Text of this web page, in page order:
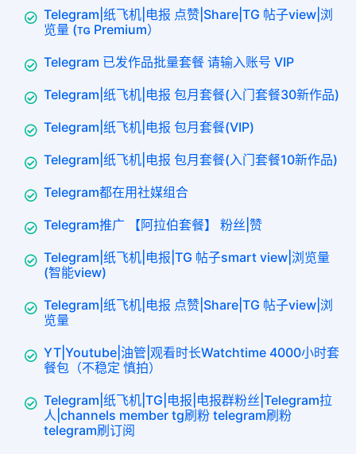
Telegram|纸飞机|电报 点赞|Share|TG 帖子view|浏
览量 (ᴛɢ Premium）
Telegram 已发作品批量套餐 请输入账号 VIP
Telegram|纸飞机|电报 包月套餐(入门套餐30新作品)
Telegram|纸飞机|电报 包月套餐(VIP)
Telegram|纸飞机|电报 包月套餐(入门套餐10新作品)
Telegram都在用社媒组合
Telegram推广 【阿拉伯套餐】 粉丝|赞
Telegram|纸飞机|电报|TG 帖子smart view|浏览量
(智能view)
Telegram|纸飞机|电报 点赞|Share|TG 帖子view|浏
览量
YT|Youtube|油管|观看时长Watchtime 4000小时套
餐包（不稳定 慎拍）
Telegram|纸飞机|TG|电报|电报群粉丝|Telegram拉
人|channels member tg刷粉 telegram刷粉
telegram刷订阅